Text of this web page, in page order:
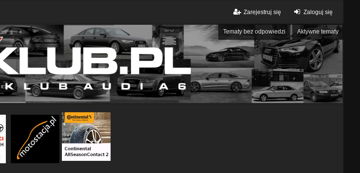
Zaloguj się
Zarejestruj się
Tematy bez odpowiedzi Aktywne tematy